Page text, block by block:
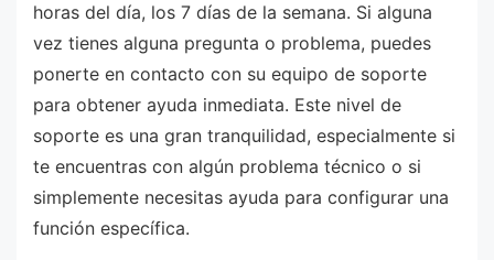
horas del día, los 7 días de la semana. Si alguna
vez tienes alguna pregunta o problema, puedes
ponerte en contacto con su equipo de soporte
para obtener ayuda inmediata. Este nivel de
soporte es una gran tranquilidad, especialmente si
te encuentras con algún problema técnico o si
simplemente necesitas ayuda para configurar una
función específica.